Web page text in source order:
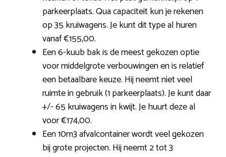
parkeerplaats. Qua capaciteit kun je rekenen
op 35 kruiwagens. Je kunt dit type al huren
vanaf €155,00.
Een 6-kuub bak is de meest gekozen optie
voor middelgrote verbouwingen en is relatief
een betaalbare keuze. Hij neemt niet veel
ruimte in gebruik (1 parkeerplaats). Je kunt daar
+/- 65 kruiwagens in kwijt. Je huurt deze al
voor €174,00.
Een 10m3 afvalcontainer wordt veel gekozen
bij grote projecten. Hij neemt 2 tot 3